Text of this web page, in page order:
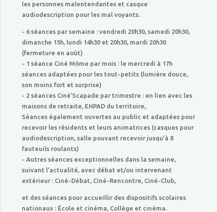
les personnes malentendantes et casque
audiodescription pour les mal voyants.
- 6 séances par semaine : vendredi 20h30, samedi 20h30,
dimanche 15h, lundi 14h30 et 20h30, mardi 20h30
(fermeture en août)
- 1 séance Ciné Môme par mois : le mercredi à 17h
séances adaptées pour les tout-petits (lumière douce,
son moins fort et surprise)
- 2 séances Ciné’Scapade par trimestre : en lien avec les
maisons de retraite, EHPAD du territoire,
Séances également ouvertes au public et adaptées pour
recevoir les résidents et leurs animatrices (casques pour
audiodescription, salle pouvant recevoir jusqu’à 8
fauteuils roulants)
- Autres séances exceptionnelles dans la semaine,
suivant l’actualité, avec débat et/ou intervenant
extérieur : Ciné-Débat, Ciné-Rencontre, Ciné-Club,
et des séances pour accueillir des dispositifs scolaires
nationaux : École et cinéma, Collège et cinéma.